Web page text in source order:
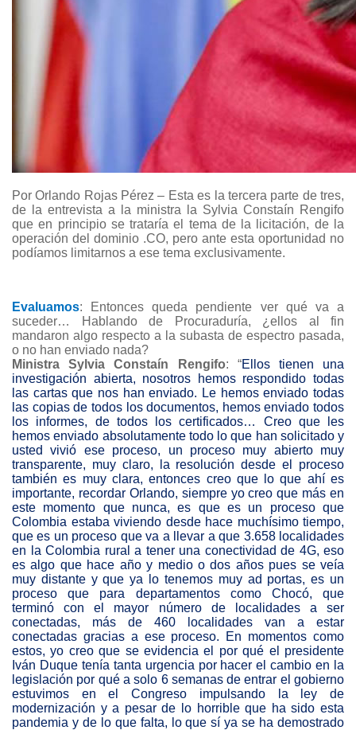
Por Orlando Rojas Pérez – Esta es la tercera parte de tres,
de la entrevista a la ministra la Sylvia Constaín Rengifo
que en principio se trataría el tema de la licitación, de la
operación del dominio .CO, pero ante esta oportunidad no
podíamos limitarnos a ese tema exclusivamente.
Evaluamos: Entonces queda pendiente ver qué va a
suceder… Hablando de Procuraduría, ¿ellos al fin
mandaron algo respecto a la subasta de espectro pasada,
o no han enviado nada?
Ministra Sylvia Constaín Rengifo: “Ellos tienen una
investigación abierta, nosotros hemos respondido todas
las cartas que nos han enviado. Le hemos enviado todas
las copias de todos los documentos, hemos enviado todos
los informes, de todos los certificados… Creo que les
hemos enviado absolutamente todo lo que han solicitado y
usted vivió ese proceso, un proceso muy abierto muy
transparente, muy claro, la resolución desde el proceso
también es muy clara, entonces creo que lo que ahí es
importante, recordar Orlando, siempre yo creo que más en
este momento que nunca, es que es un proceso que
Colombia estaba viviendo desde hace muchísimo tiempo,
que es un proceso que va a llevar a que 3.658 localidades
en la Colombia rural a tener una conectividad de 4G, eso
es algo que hace año y medio o dos años pues se veía
muy distante y que ya lo tenemos muy ad portas, es un
proceso que para departamentos como Chocó, que
terminó con el mayor número de localidades a ser
conectadas, más de 460 localidades van a estar
conectadas gracias a ese proceso. En momentos como
estos, yo creo que se evidencia el por qué el presidente
Iván Duque tenía tanta urgencia por hacer el cambio en la
legislación por qué a solo 6 semanas de entrar el gobierno
estuvimos en el Congreso impulsando la ley de
modernización y a pesar de lo horrible que ha sido esta
pandemia y de lo que falta, lo que sí ya se ha demostrado